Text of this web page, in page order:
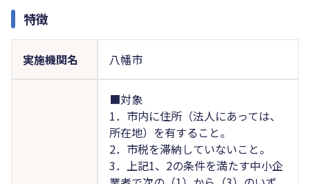
特徴
実施機関名 八幡市
■対象
1．市内に住所（法人にあっては、
所在地）を有すること。
2．市税を滞納していないこと。
3．上記1、2の条件を満たす中小企